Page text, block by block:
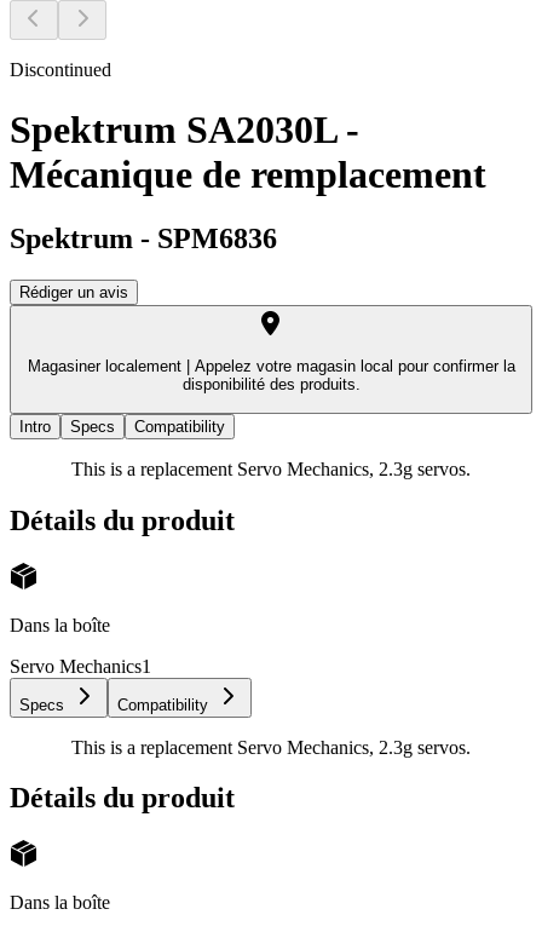
Discontinued
Spektrum SA2030L -
Mécanique de remplacement
Spektrum - SPM6836
Rédiger un avis
Magasiner localement |
Appelez votre magasin local pour confirmer la
disponibilité des produits.
Intro Specs Compatibility
This is a replacement Servo Mechanics, 2.3g servos.
Détails du produit
Dans la boîte
Servo Mechanics1
Specs Compatibility
This is a replacement Servo Mechanics, 2.3g servos.
Détails du produit
Dans la boîte